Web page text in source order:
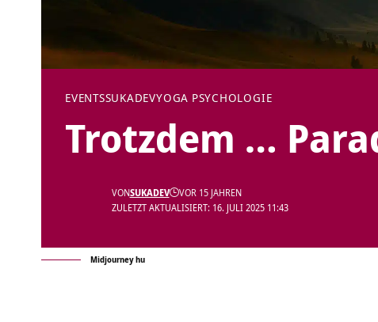
EVENTSSUKADEVYOGA PSYCHOLOGIE
Trotzdem …
ZULETZT AKTUALISIERT: 16. JULI 2025 11:43
VONSUKADEV VOR 15 JAHREN
Midjourney hu